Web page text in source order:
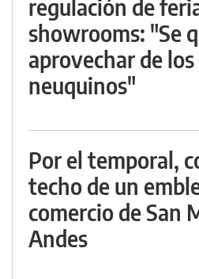
regulación de
showrooms: "Se
aprovechar de
neuquinos"
Por el temporal,
techo de un
comercio de San
Andes